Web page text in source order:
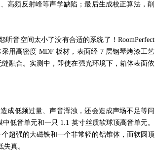
高频反射峰等声学缺陷；最后生成校正算法，削
听音空间太小了没有合适的系统了！RoomPerfect
采用高密度 MDF板材，表面经 7 层钢琴烤漆工艺
融合。实测中，即使在强光环境下，箱体表面依
成低频过量、声音浑浊，还会造成声场不足等问
中低音单元和一只 1.1 英寸丝质软球顶高音单元。
超强的大磁铁和一个非常轻的铝锥体，而软圆顶
真。